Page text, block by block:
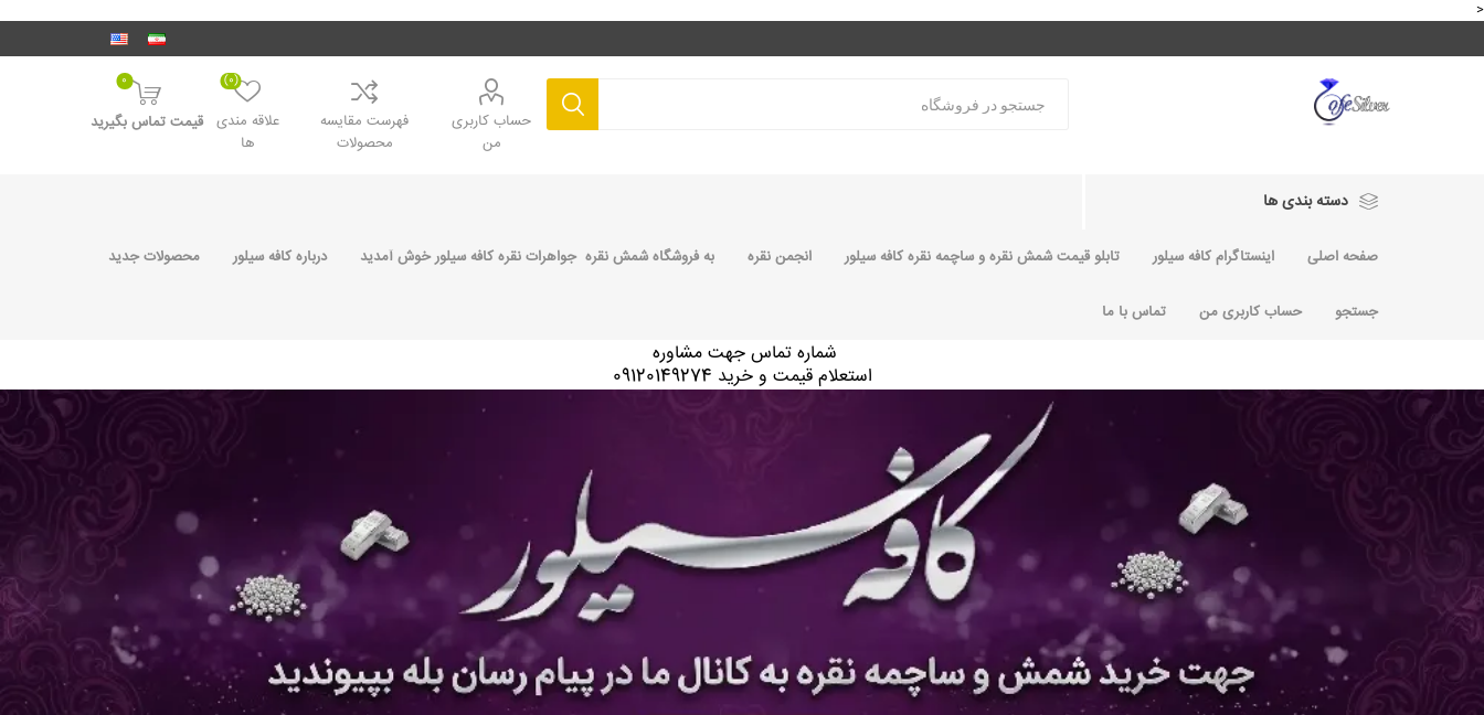
<
حساب کاربری
من
فهرست مقایسه
محصولات
علاقه مندی
ها
(0)
0
قیمت تماس بگیرید
دسته بندی ها
صفحه اصلی اینستاگرام کافه سیلور تابلو قیمت شمش نقره و ساچمه نقره کافه سیلور انجمن نقره به فروشگاه شمش نقره جواهرات نقره کافه سیلور خوش آمدید درباره کافه سیلور محصولات جدید
جستجو حساب کاربری من تماس با ما
شماره تماس جهت مشاوره
استعلام قیمت و خرید 09120149274